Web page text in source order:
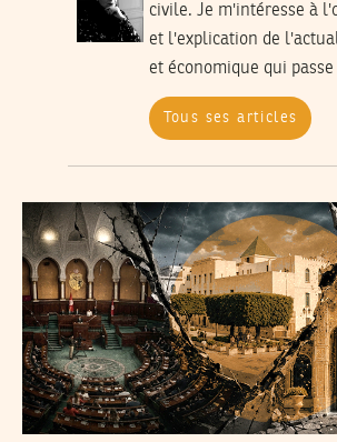
civile. Je m'intéresse à
et l'explication de
et économique qui
Tous ses articles